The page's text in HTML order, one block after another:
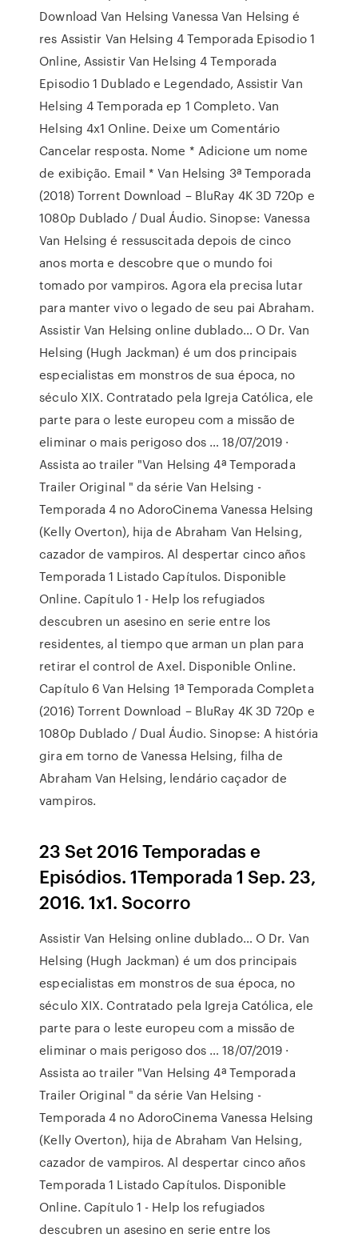
Download Van Helsing Vanessa Van Helsing é
res Assistir Van Helsing 4 Temporada Episodio 1
Online, Assistir Van Helsing 4 Temporada
Episodio 1 Dublado e Legendado, Assistir Van
Helsing 4 Temporada ep 1 Completo. Van
Helsing 4x1 Online. Deixe um Comentário
Cancelar resposta. Nome * Adicione um nome
de exibição. Email * Van Helsing 3ª Temporada
(2018) Torrent Download – BluRay 4K 3D 720p e
1080p Dublado / Dual Áudio. Sinopse: Vanessa
Van Helsing é ressuscitada depois de cinco
anos morta e descobre que o mundo foi
tomado por vampiros. Agora ela precisa lutar
para manter vivo o legado de seu pai Abraham.
Assistir Van Helsing online dublado… O Dr. Van
Helsing (Hugh Jackman) é um dos principais
especialistas em monstros de sua época, no
século XIX. Contratado pela Igreja Católica, ele
parte para o leste europeu com a missão de
eliminar o mais perigoso dos … 18/07/2019 ·
Assista ao trailer "Van Helsing 4ª Temporada
Trailer Original " da série Van Helsing -
Temporada 4 no AdoroCinema Vanessa Helsing
(Kelly Overton), hija de Abraham Van Helsing,
cazador de vampiros. Al despertar cinco años
Temporada 1 Listado Capítulos. Disponible
Online. Capítulo 1 - Help los refugiados
descubren un asesino en serie entre los
residentes, al tiempo que arman un plan para
retirar el control de Axel. Disponible Online.
Capítulo 6 Van Helsing 1ª Temporada Completa
(2016) Torrent Download – BluRay 4K 3D 720p e
1080p Dublado / Dual Áudio. Sinopse: A história
gira em torno de Vanessa Helsing, filha de
Abraham Van Helsing, lendário caçador de
vampiros.
23 Set 2016 Temporadas e
Episódios. 1Temporada 1 Sep. 23,
2016. 1x1. Socorro
Assistir Van Helsing online dublado… O Dr. Van
Helsing (Hugh Jackman) é um dos principais
especialistas em monstros de sua época, no
século XIX. Contratado pela Igreja Católica, ele
parte para o leste europeu com a missão de
eliminar o mais perigoso dos … 18/07/2019 ·
Assista ao trailer "Van Helsing 4ª Temporada
Trailer Original " da série Van Helsing -
Temporada 4 no AdoroCinema Vanessa Helsing
(Kelly Overton), hija de Abraham Van Helsing,
cazador de vampiros. Al despertar cinco años
Temporada 1 Listado Capítulos. Disponible
Online. Capítulo 1 - Help los refugiados
descubren un asesino en serie entre los